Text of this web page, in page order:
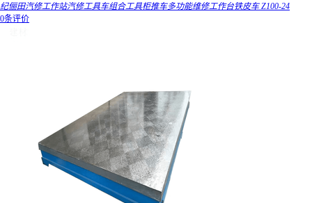
纪俪田汽修工作站汽修工具车组合工具柜推车多功能维修工作台铁皮车 Z100-24
0条评价